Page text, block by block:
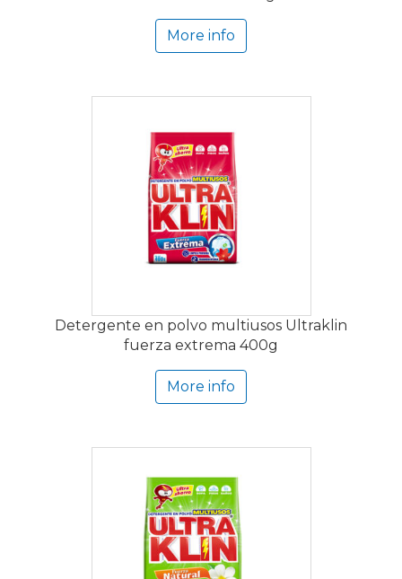
More info
Detergente en polvo multiusos Ultraklin
fuerza extrema 400g
More info